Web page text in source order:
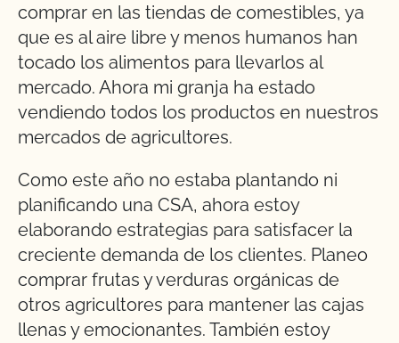
comprar en las tiendas de comestibles, ya
que es al aire libre y menos humanos han
tocado los alimentos para llevarlos al
mercado. Ahora mi granja ha estado
vendiendo todos los productos en nuestros
mercados de agricultores.
Como este año no estaba plantando ni
planificando una CSA, ahora estoy
elaborando estrategias para satisfacer la
creciente demanda de los clientes. Planeo
comprar frutas y verduras orgánicas de
otros agricultores para mantener las cajas
llenas y emocionantes. También estoy